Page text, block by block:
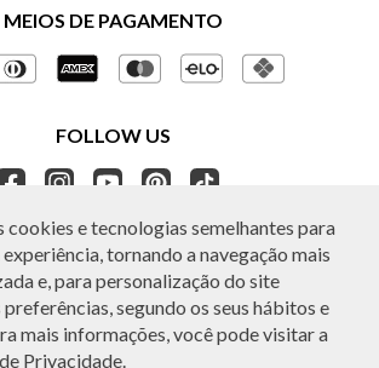
cookies e tecnologias semelhantes para
tornando a navegação mais
e, para personalização do site
segundo os seus hábitos e
mais informações, você pode visitar a
Privacidade.
Promoções
MEIOS DE PAGAMENTO
FOLLOW US
os direitos reservados. A BO.BÔ reserva-se no